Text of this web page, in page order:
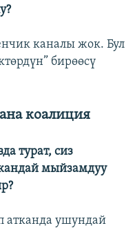
каналы жок. Бул
бирөөсү
коалиция
турат, сиз
мыйзамдуу
атканда ушундай